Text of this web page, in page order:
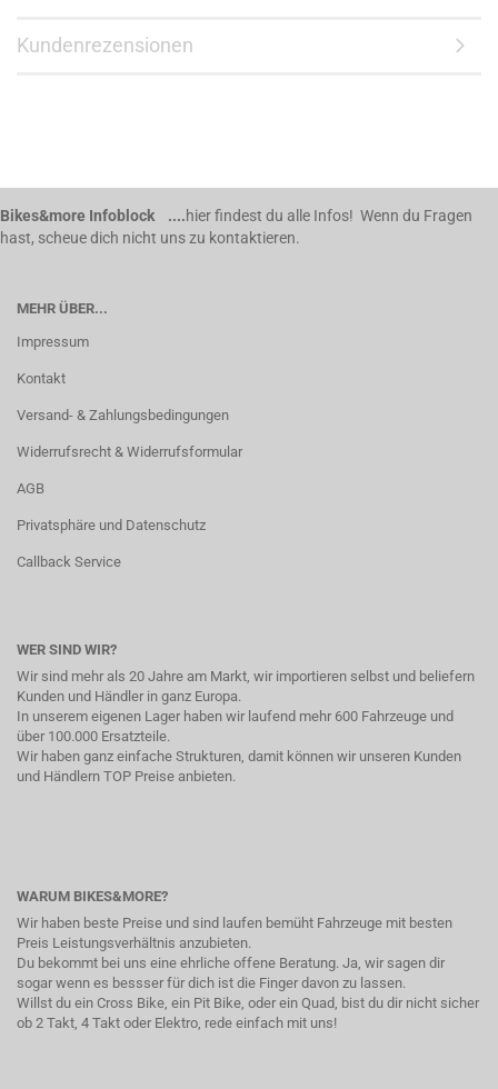
Kundenrezensionen
Bikes&more Infoblock ....hier findest du alle Infos! Wenn du Fragen
hast, scheue dich nicht uns zu kontaktieren.
MEHR ÜBER...
Impressum
Kontakt
Versand- & Zahlungsbedingungen
Widerrufsrecht & Widerrufsformular
AGB
Privatsphäre und Datenschutz
Callback Service
WER SIND WIR?
Wir sind mehr als 20 Jahre am Markt, wir importieren selbst und beliefern
Kunden und Händler in ganz Europa.
In unserem eigenen Lager haben wir laufend mehr 600 Fahrzeuge und
über 100.000 Ersatzteile.
Wir haben ganz einfache Strukturen, damit können wir unseren Kunden
und Händlern TOP Preise anbieten.
WARUM BIKES&MORE?
Wir haben beste Preise und sind laufen bemüht Fahrzeuge mit besten
Preis Leistungsverhältnis anzubieten.
Du bekommt bei uns eine ehrliche offene Beratung. Ja, wir sagen dir
sogar wenn es bessser für dich ist die Finger davon zu lassen.
Willst du ein Cross Bike, ein Pit Bike, oder ein Quad, bist du dir nicht sicher
ob 2 Takt, 4 Takt oder Elektro, rede einfach mit uns!